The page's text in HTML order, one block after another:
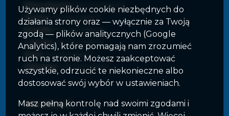
Używamy plików cookie niezbędnych do
działania strony oraz — wyłącznie za Twoją
zgodą — plików analitycznych (Google
Analytics), które pomagają nam zrozumieć
ruch na stronie. Możesz zaakceptować
wszystkie, odrzucić te niekonieczne albo
dostosować swój wybór w ustawieniach.
Masz pełną kontrolę nad swoimi zgodami i
Mieszkania na wynajem
Domyna wynajem
Działki
na wynajem
Lokalena wynajem
Halena wynajem
Obiekty na wynajem
SPRZEDAŻ